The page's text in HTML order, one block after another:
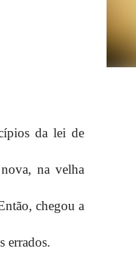
da lei de
na velha
chegou a
errados.